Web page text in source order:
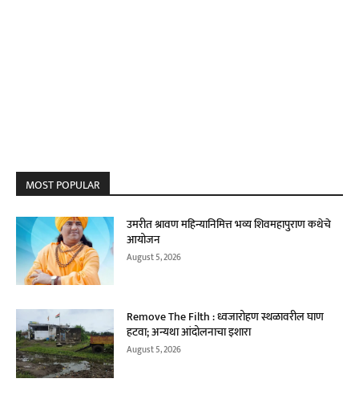
MOST POPULAR
उमरीत श्रावण महिन्यानिमित्त भव्य शिवमहापुराण कथेचे
आयोजन
August 5, 2026
Remove The Filth : ध्वजारोहण स्थळावरील घाण
हटवा; अन्यथा आंदोलनाचा इशारा
August 5, 2026